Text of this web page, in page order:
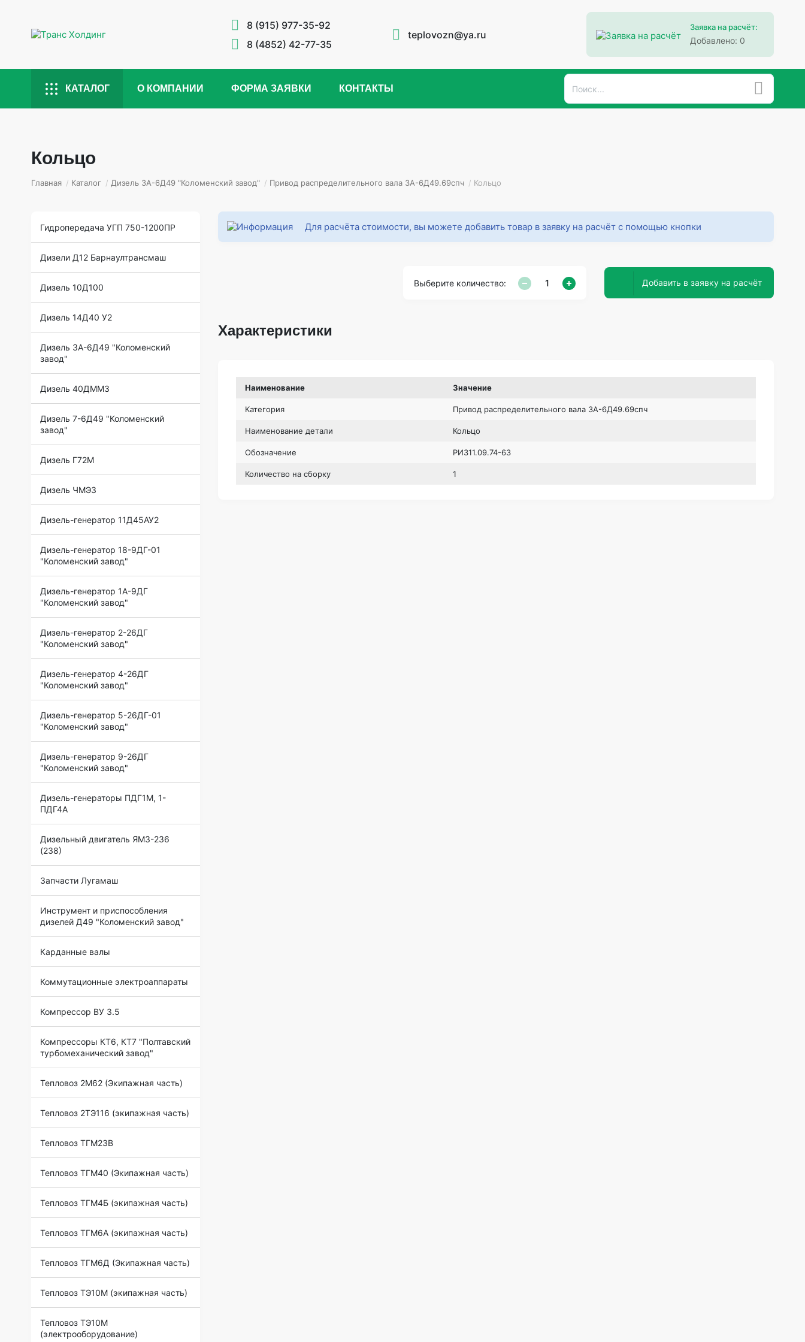
8 (915) 977-35-92
8 (4852) 42-77-35
teplovozn@ya.ru
Заявка на расчёт:
Добавлено: 0
КАТАЛОГ О КОМПАНИИ ФОРМА ЗАЯВКИ КОНТАКТЫ
Кольцо
Главная / Каталог / Дизель 3А-6Д49 "Коломенский завод" / Привод распределительного вала 3А-6Д49.69спч / Кольцо
Гидропередача УГП 750-1200ПР
Дизели Д12 Барнаултрансмаш
Дизель 10Д100
Дизель 14Д40 У2
Дизель 3А-6Д49 "Коломенский
завод"
Дизель 40ДММЗ
Дизель 7-6Д49 "Коломенский
завод"
Дизель Г72М
Дизель ЧМЭ3
Дизель-генератор 11Д45АУ2
Дизель-генератор 18-9ДГ-01
"Коломенский завод"
Дизель-генератор 1А-9ДГ
"Коломенский завод"
Дизель-генератор 2-26ДГ
"Коломенский завод"
Дизель-генератор 4-26ДГ
"Коломенский завод"
Дизель-генератор 5-26ДГ-01
"Коломенский завод"
Дизель-генератор 9-26ДГ
"Коломенский завод"
Дизель-генераторы ПДГ1М, 1-
ПДГ4А
Дизельный двигатель ЯМЗ-236
(238)
Запчасти Лугамаш
Инструмент и приспособления
дизелей Д49 "Коломенский завод"
Карданные валы
Коммутационные электроаппараты
Компрессор ВУ 3.5
Компрессоры КТ6, КТ7 "Полтавский
турбомеханический завод"
Тепловоз 2М62 (Экипажная часть)
Тепловоз 2ТЭ116 (экипажная часть)
Тепловоз ТГМ23В
Тепловоз ТГМ40 (Экипажная часть)
Тепловоз ТГМ4Б (экипажная часть)
Тепловоз ТГМ6А (экипажная часть)
Тепловоз ТГМ6Д (Экипажная часть)
Тепловоз ТЭ10М (экипажная часть)
Тепловоз ТЭ10М
(электрооборудование)
Для расчёта стоимости, вы можете добавить товар в заявку на расчёт с помощью кнопки
Выберите количество: Добавить в заявку на расчёт
Характеристики
Наименование Значение
Категория Привод распределительного вала 3А-6Д49.69спч
Наименование детали Кольцо
Обозначение РИ311.09.74-63
Количество на сборку 1